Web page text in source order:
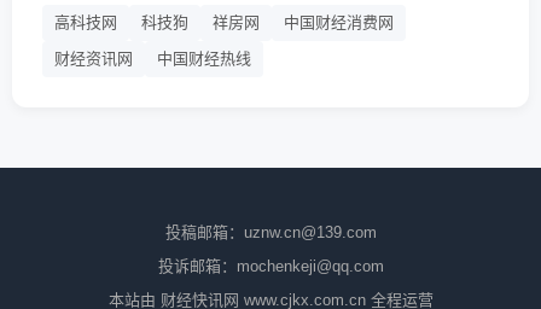
高科技网 科技狗 祥房网
中国财经消费网
财经资讯网
中国财经热线
投稿邮箱：uznw.cn@139.com
投诉邮箱：mochenkeji@qq.com
本站由 财经快讯网 www.cjkx.com.cn 全程运营